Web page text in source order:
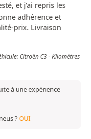
et j’ai repris les
adhérence et
prix. Livraison
Citroën C3 - Kilomètres
à une expérience
?OUI